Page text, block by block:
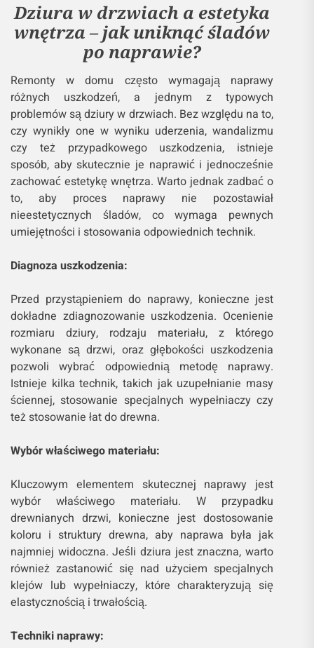
Dziura w drzwiach a estetyka
wnętrza – jak uniknąć śladów
po naprawie?
Remonty w domu często wymagają naprawy
różnych uszkodzeń, a jednym z typowych
problemów są dziury w drzwiach. Bez względu na to,
czy wynikły one w wyniku uderzenia, wandalizmu
czy też przypadkowego uszkodzenia, istnieje
sposób, aby skutecznie je naprawić i jednocześnie
zachować estetykę wnętrza. Warto jednak zadbać o
to, aby proces naprawy nie pozostawiał
nieestetycznych śladów, co wymaga pewnych
umiejętności i stosowania odpowiednich technik.
Diagnoza uszkodzenia:
Przed przystąpieniem do naprawy, konieczne jest
dokładne zdiagnozowanie uszkodzenia. Ocenienie
rozmiaru dziury, rodzaju materiału, z którego
wykonane są drzwi, oraz głębokości uszkodzenia
pozwoli wybrać odpowiednią metodę naprawy.
Istnieje kilka technik, takich jak uzupełnianie masy
ściennej, stosowanie specjalnych wypełniaczy czy
też stosowanie łat do drewna.
Wybór właściwego materiału:
Kluczowym elementem skutecznej naprawy jest
wybór właściwego materiału. W przypadku
drewnianych drzwi, konieczne jest dostosowanie
koloru i struktury drewna, aby naprawa była jak
najmniej widoczna. Jeśli dziura jest znaczna, warto
również zastanowić się nad użyciem specjalnych
klejów lub wypełniaczy, które charakteryzują się
elastycznością i trwałością.
Techniki naprawy: